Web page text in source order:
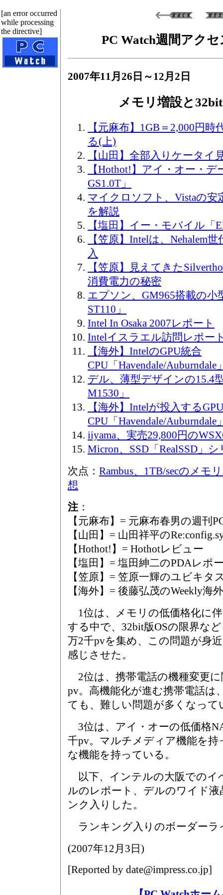
[an error occurred
while processing
the directive]
PC Watch週間アク
2007年11月26日～12月2日
メモリ増設と
【元麻布】1GB＝2,000円
る(上)
【山田】全部入りケータイ
【Hothot!】アイ・オー・
GS1.0T」
マイクロソフト、Vistaの安
を解説
【塩田】イー・モバイル「
【笠原】Intelは、Nehalem
入
【笠原】見えてきた
消費電力の秘密
エプソン、GM965搭載の小
ST110」
Intel In Osaka 2007レポート
Intelイスラエル訪問レポー
【海外】IntelのGPU統合
CPU「Havendale/
デル、薄型デザインの15.4
M1530」
【海外】Intelが投入する
CPU「Havendale/Auburndale
iiyama、実売29,800円の
Micron、SSD「RealSSD」
次点： Rambus、1TB/secのメモ
想
注 ：
【元麻布】= 元麻布春男の週刊
【山田】= 山田祥平の
【Hothot!】= Hothotレビュー
【塩田】= 塩田紳二のPDAレポ
【笠原】= 笠原一輝のユビキタ
【海外】= 後藤弘茂のWeekly海
1位は、メモリの低価格化に
する中で、32bit版OSの限界な
万2千pvを集め、この問題が身
感じさせた。
2位は、携帯電話の機種変更
pv。高機能化が進む携帯電話は
ても、難しい問題が多くなって
3位は、アイ・オーの低価格
千pv。マルチメディア機能を持
な機能を持っている。
以下、インテルの大阪でのイ
ルのレポート、デルのワイド液
ンク入りした。
ランキング入りのボーダーラ
(2007年12月3日 )
[Reported by date@impress.co.jp]